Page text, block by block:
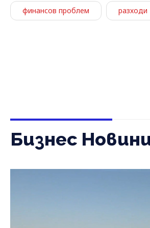
финансов проблем разходи
Бизнес